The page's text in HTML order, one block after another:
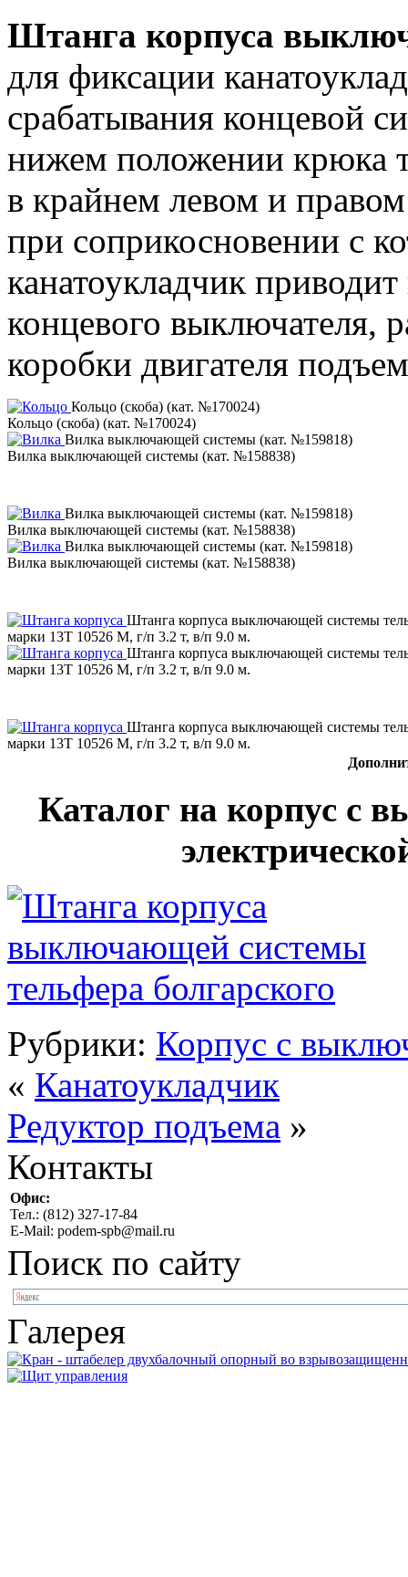
Штанга корпуса
для фиксации
срабатывания концевой
нижем положении крюка
в крайнем левом и
при соприкосновении с
канатоукладчик
концевого выключателя,
коробки двигателя
Кольцо (скоба) (кат. №170024)
Кольцо (скоба) (кат. №170024)
Вилка выключающей системы (кат. №159818)
Вилка выключающей системы (кат. №158838)
Вилка выключающей системы (кат. №159818)
Вилка выключающей системы (кат. №158838)
Вилка выключающей системы (кат. №159818)
Вилка выключающей системы (кат. №158838)
Штанга корпуса выключающей системы
марки 13Т 10526 M, г/п 3.2 т, в/п 9.0 м.
Штанга корпуса выключающей системы
марки 13Т 10526 M, г/п 3.2 т, в/п 9.0 м.
Штанга корпуса выключающей системы
марки 13Т 10526 M, г/п 3.2 т, в/п 9.0 м.
Каталог на корпус с
Рубрики: Корпус с
« Канатоукладчик
Редуктор подъема »
Контакты
Офис:
Тел.: (812) 327-17-84
E-Mail: podem-spb@mail.ru
Поиск по сайту
Галерея